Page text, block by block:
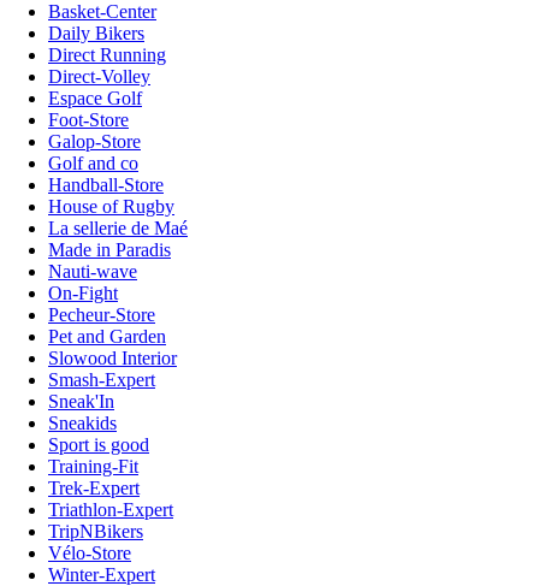
Basket-Center
Daily Bikers
Direct Running
Direct-Volley
Espace Golf
Foot-Store
Galop-Store
Golf and co
Handball-Store
House of Rugby
La sellerie de Maé
Made in Paradis
Nauti-wave
On-Fight
Pecheur-Store
Pet and Garden
Slowood Interior
Smash-Expert
Sneak'In
Sneakids
Sport is good
Training-Fit
Trek-Expert
Triathlon-Expert
TripNBikers
Vélo-Store
Winter-Expert